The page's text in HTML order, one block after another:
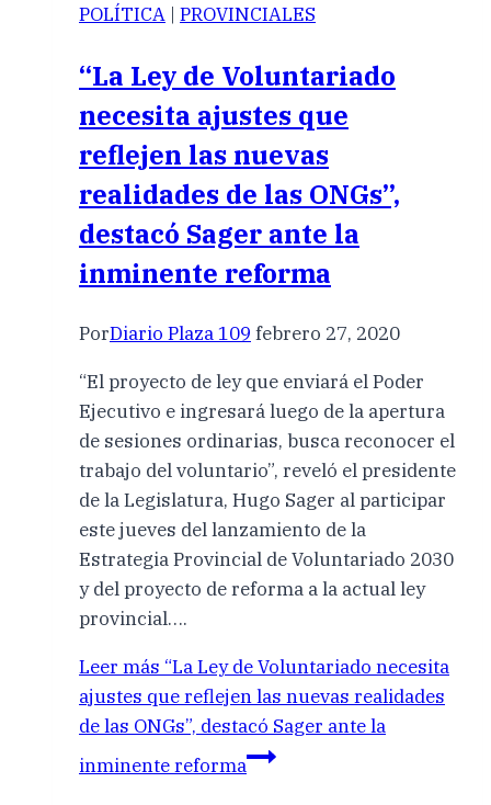
POLÍTICA | PROVINCIALES
“La Ley de Voluntariado
necesita ajustes que
reflejen las nuevas
realidades de las ONGs”,
destacó Sager ante la
inminente reforma
PorDiario Plaza 109 febrero 27, 2020
“El proyecto de ley que enviará el Poder
Ejecutivo e ingresará luego de la apertura
de sesiones ordinarias, busca reconocer el
trabajo del voluntario”, reveló el presidente
de la Legislatura, Hugo Sager al participar
este jueves del lanzamiento de la
Estrategia Provincial de Voluntariado 2030
y del proyecto de reforma a la actual ley
provincial….
Leer más “La Ley de Voluntariado necesita
ajustes que reflejen las nuevas realidades
de las ONGs”, destacó Sager ante la
inminente reforma